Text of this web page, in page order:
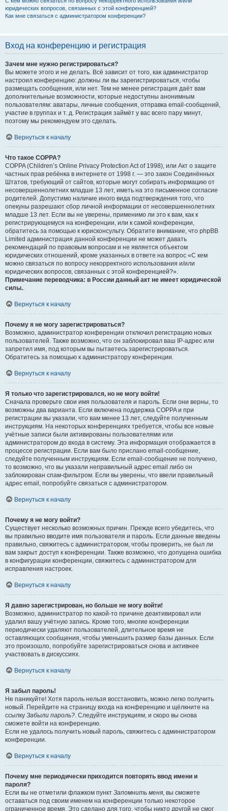
юридических вопросов, связанных с этой конференцией?
Как мне связаться с администратором конференции?
Вход на конференцию и регистрация
Зачем мне нужно регистрироваться?
Вы можете этого и не делать. Всё зависит от того, как администратор
настроил конференцию: должны ли вы зарегистрироваться, чтобы
размещать сообщения, или нет. Тем не менее регистрация даёт вам
дополнительные возможности, которые недоступны анонимным
пользователям: аватары, личные сообщения, отправка email-сообщений,
участие в группах и т. д. Регистрация займёт у вас всего пару минут,
поэтому мы рекомендуем это сделать.
Вернуться к началу
Что такое COPPA?
COPPA (Children’s Online Privacy Protection Act of 1998), или Акт о защите
частных прав ребёнка в интернете от 1998 г. — это закон Соединённых
Штатов, требующий от сайтов, которые могут собирать информацию от
несовершеннолетних младше 13 лет, иметь на это письменное согласие
родителей. Допустимо наличие иного вида подтверждения того, что
опекуны разрешают сбор личной информации от несовершеннолетних
младше 13 лет. Если вы не уверены, применимо ли это к вам, как к
регистрирующемуся на конференции, или к самой конференции,
обратитесь за помощью к юрисконсульту. Обратите внимание, что phpBB
Limited администрация данной конференции не может давать
рекомендаций по правовым вопросам и не является объектом
юридических отношений, кроме указанных в ответе на вопрос «С кем
можно связаться по вопросу некорректного использования и/или
юридических вопросов, связанных с этой конференцией?».
Примечание переводчика: в России данный акт не имеет юридической
силы..
Вернуться к началу
Почему я не могу зарегистрироваться?
Возможно, администратор конференции отключил регистрацию новых
пользователей. Также возможно, что он заблокировал ваш IP-адрес или
запретил имя, под которым вы пытаетесь зарегистрироваться.
Обратитесь за помощью к администратору конференции.
Вернуться к началу
Я только что зарегистрировался, но не могу войти!
Сначала проверьте свои имя пользователя и пароль. Если они верны, то
возможны два варианта. Если включена поддержка COPPA и при
регистрации вы указали, что вам менее 13 лет, следуйте полученным
инструкциям. На некоторых конференциях требуется, чтобы все новые
учётные записи были активированы пользователями или
администратором до входа в систему. Эта информация отображается в
процессе регистрации. Если вам было прислано email-сообщение,
следуйте полученным инструкциям. Если email-сообщение не получено,
то возможно, что вы указали неправильный адрес email либо он
заблокирован спам-фильтром. Если вы уверены, что ввели правильный
адрес email, попробуйте связаться с администратором.
Вернуться к началу
Почему я не могу войти?
Существует несколько возможных причин. Прежде всего убедитесь, что
вы правильно вводите имя пользователя и пароль. Если данные введены
правильно, свяжитесь с администратором, чтобы проверить, не был ли
вам закрыт доступ к конференции. Также возможно, что допущена ошибка
в конфигурации конференции, свяжитесь с администратором для
исправления настроек.
Вернуться к началу
Я давно зарегистрирован, но больше не могу войти!
Возможно, администратор по какой-то причине деактивировал или
удалил вашу учётную запись. Кроме того, многие конференции
периодически удаляют пользователей, длительное время не
оставляющих сообщения, чтобы уменьшить размер базы данных. Если
это произошло, попробуйте зарегистрироваться снова и активнее
участвовать в дискуссиях.
Вернуться к началу
Я забыл пароль!
Не паникуйте! Хотя пароль нельзя восстановить, можно легко получить
новый. Перейдите на страницу входа на конференцию и щёлкните на
ссылку Забыли пароль?. Следуйте инструкциям, и скоро вы снова
сможете войти на конференцию.
Если не удалось получить новый пароль, свяжитесь с администратором
конференции.
Вернуться к началу
Почему мне периодически приходится повторять ввод имени и
пароля?
Если вы не отметили флажком пункт Запомнить меня, вы сможете
оставаться под своим именем на конференции только некоторое
ограниченное время. Это сделано для того, чтобы никто другой не смог